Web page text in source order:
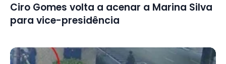
Ciro Gomes volta a acenar a Marina Silva
para vice-presidência